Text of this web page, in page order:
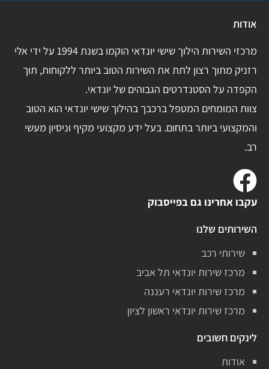
אודות
מרכזי השירות הילוך שישי יונדאי הוקמו בשנת 1994 על ידי אלי
רזניק מתוך רצון לתת את השירות הטוב ביותר ללקוחות, תוך
הקפדה על הסטנדרטים הגבוהים של יונדאי.
צוות המומחים המטפל ברכבך בהילוך שישי יונדאי הוא הטוב
והמקצועי ביותר בתחום. בעל ידע מקצועי מקיף וניסיון מעשי
רב.
עקבו אחרינו גם בפייסבוק
השירותים שלנו
שירותי רכב
מרכז שירות יונדאי תל אביב
מרכז שירות יונדאי רעננה
מרכז שירות יונדאי ראשון לציון
לינקים חשובים
אודות